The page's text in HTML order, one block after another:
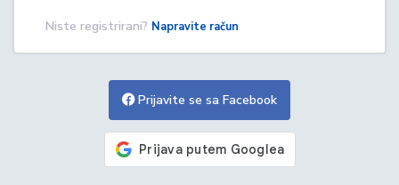
Niste registrirani? Napravite račun
Prijavite se sa Facebook